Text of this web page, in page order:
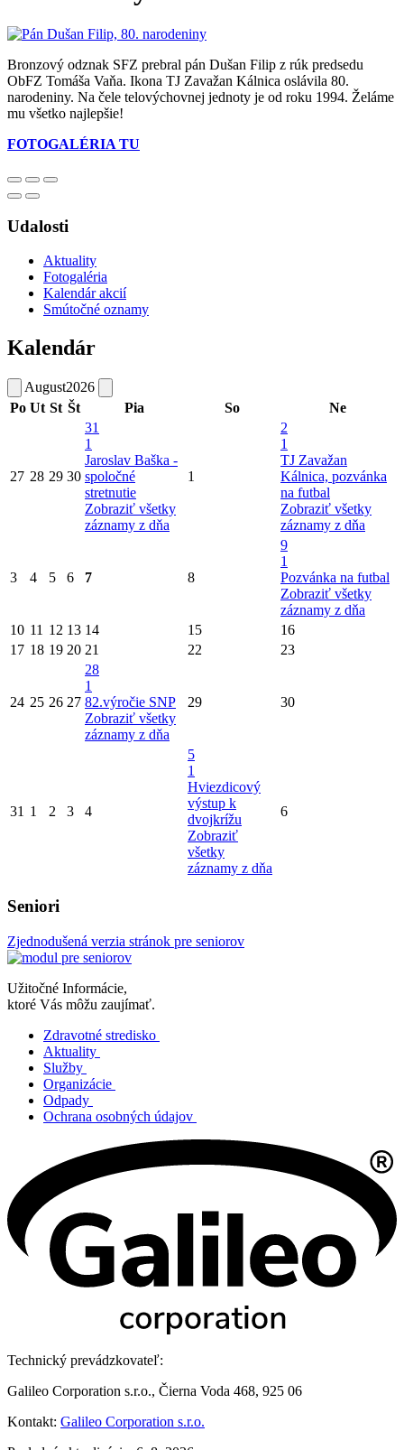
Bronzový odznak SFZ prebral pán Dušan Filip z rúk predsedu
ObFZ Tomáša Vaňa. Ikona TJ Zavažan Kálnica oslávila 80.
narodeniny. Na čele telovýchovnej jednoty je od roku 1994. Želáme
mu všetko najlepšie!
FOTOGALÉRIA TU
Udalosti
Aktuality
Fotogaléria
Kalendár akcií
Smútočné oznamy
Kalendár
August2026
Po Ut St Št Pia So Ne
27 28 29 30
31
1
Jaroslav Baška -
spoločné
stretnutie
Zobraziť všetky
záznamy z dňa
1
2
1
TJ Zavažan
Kálnica, pozvánka
na futbal
Zobraziť všetky
záznamy z dňa
3 4 5 6 7 8
9
1
Pozvánka na futbal
Zobraziť všetky
záznamy z dňa
10 11 12 13 14 15
16
17 18 19 20 21 22 23
24 25 26 27
28
1
82.výročie SNP
Zobraziť všetky
záznamy z dňa
29 30
31 1 2 3 4
5
1
Hviezdicový
výstup k
dvojkrížu
Zobraziť
všetky
záznamy z dňa
6
Seniori
Zjednodušená verzia stránok pre seniorov
Užitočné Informácie,
ktoré Vás môžu zaujímať.
Zdravotné stredisko
Aktuality
Služby
Organizácie
Odpady
Ochrana osobných údajov
Technický prevádzkovateľ:
Galileo Corporation s.r.o., Čierna Voda 468, 925 06
Kontakt: Galileo Corporation s.r.o.